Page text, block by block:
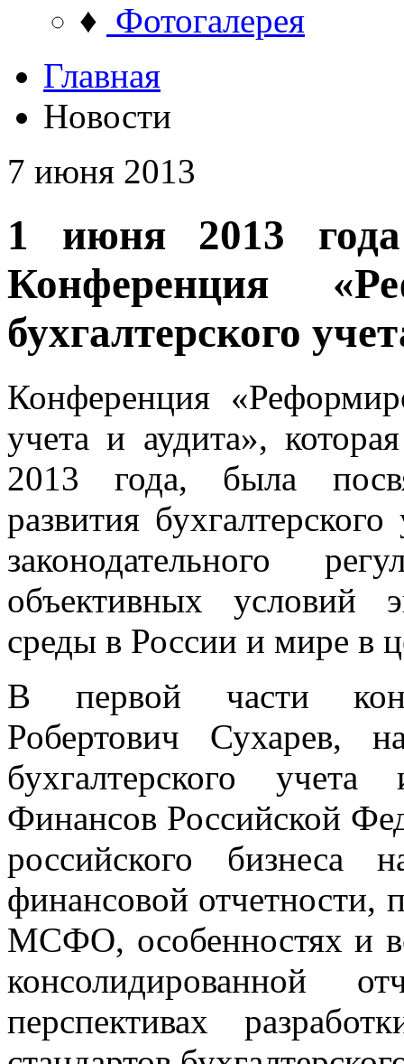
♦ Фотогалерея
Главная
Новости
7 июня 2013
1 июня 2013
Конференция
бухгалтерского
Конференция
учета и аудита»,
2013 года, была
развития
законодательного
объективных условий
среды в России и мире в
В первой части
Робертович Сухарев,
бухгалтерского
Финансов Российской
российского бизнеса
финансовой отчетности,
МСФО, особенностях и
перспективах